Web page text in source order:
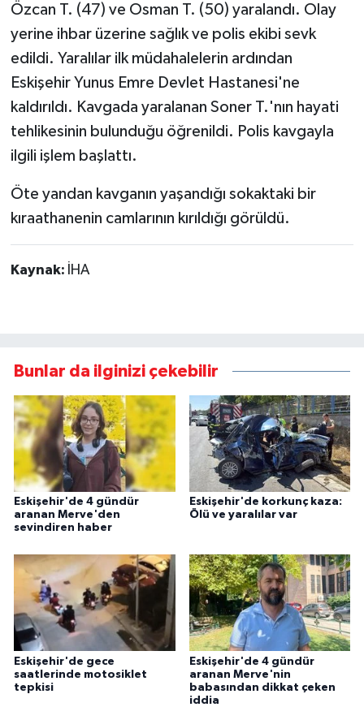
Özcan T. (47) ve Osman T. (50) yaralandı. Olay
yerine ihbar üzerine sağlık ve polis ekibi sevk
edildi. Yaralılar ilk müdahalelerin ardından
Eskişehir Yunus Emre Devlet Hastanesi'ne
kaldırıldı. Kavgada yaralanan Soner T.'nın hayati
tehlikesinin bulunduğu öğrenildi. Polis kavgayla
ilgili işlem başlattı.
Öte yandan kavganın yaşandığı sokaktaki bir
kıraathanenin camlarının kırıldığı görüldü.
Kaynak: İHA
Bunlar da ilginizi çekebilir
Eskişehir'de 4 gündür
aranan Merve'den
sevindiren haber
Eskişehir'de korkunç kaza:
Ölü ve yaralılar var
Eskişehir'de gece
saatlerinde motosiklet
tepkisi
Eskişehir'de 4 gündür
aranan Merve'nin
babasından dikkat çeken
iddia